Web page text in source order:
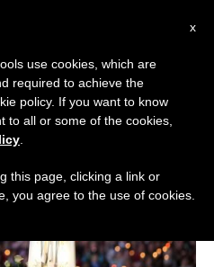
x
use cookies, which are
required to achieve the
policy. If you want to know
to all or some of the cookies,
this page, clicking a link or
you agree to the use of cookies.